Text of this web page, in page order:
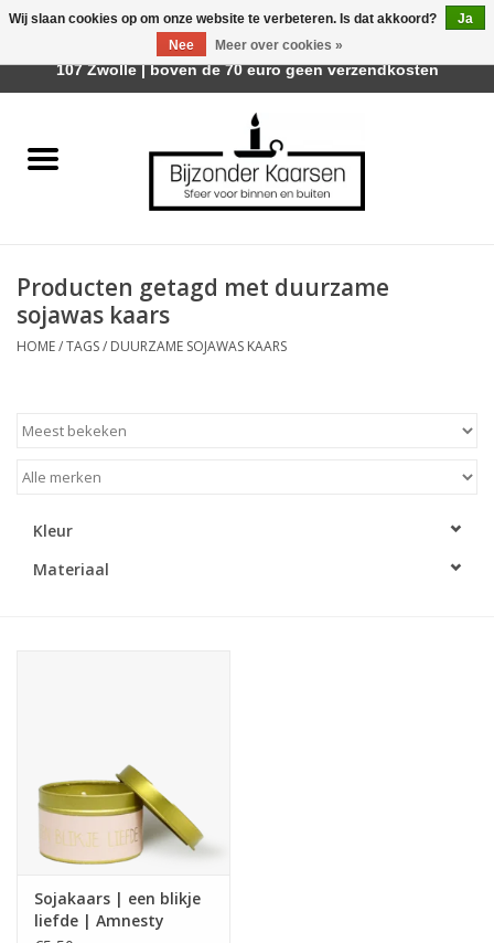
Räder Design Stories
Geurkaarsen
Tafelhaarden
Kaarsenhouders
LED Kaarsen
Sale
Blog
Merken
Producten getagd met duurzame
sojawas kaars
HOME/TAGS/ DUURZAME SOJAWAS KAARS
Kleur
Materiaal
Sojakaars | een blikje
liefde | Amnesty
Wij slaan cookies op om onze website te verbeteren. Is dat akkoord?
Ja
Nee
Meer over cookies »
Afhalen is mogelijk bij Trotz Woon & Cadeau | Belvederelaan
107 Zwolle | boven de 70 euro geen verzendkosten